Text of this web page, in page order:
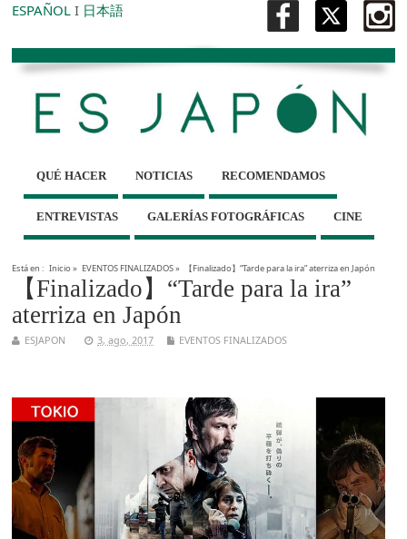
ESPAÑOL I 日本語
QUÉ HACER NOTICIAS RECOMENDAMOS
ENTREVISTAS GALERÍAS FOTOGRÁFICAS CINE
Está en : Inicio» EVENTOS FINALIZADOS» 【Finalizado】“Tarde para la ira” aterriza en Japón
【Finalizado】“Tarde para la ira”
aterriza en Japón
ESJAPON 3, ago, 2017 EVENTOS FINALIZADOS